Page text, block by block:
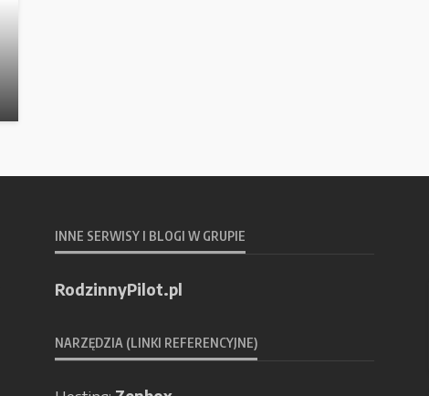
INNE SERWISY I BLOGI W GRUPIE
RodzinnyPilot.pl
NARZĘDZIA (LINKI REFERENCYJNE)